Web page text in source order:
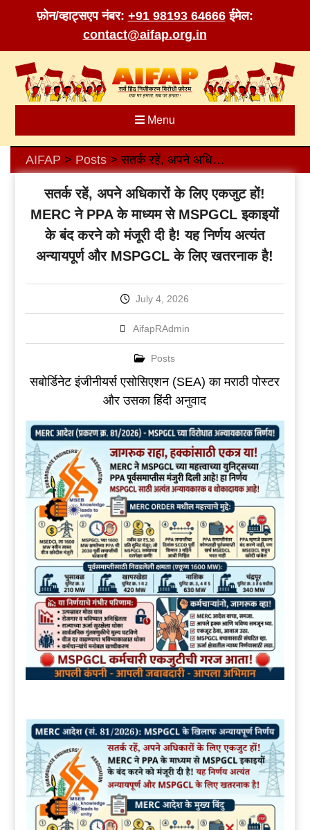
फ़ोन/व्हाट्सएप नंबर: +91 98193 64666 ईमेल:
contact@aifap.org.in
content
Menu
AIFAP > Posts> सतर्क रहें, अपने अधिकारों के लिए एकजुट हों! MERC ने PPA के माध्यम से MSPGCL इकाइयों के बंद करने को मंजूरी दी है! यह निर्णय अत्यंत अन्यायपूर्ण और MSPGCL के लिए खतरनाक है!
सतर्क रहें, अपने अधिकारों के लिए एकजुट हों!
MERC ने PPA के माध्यम से MSPGCL इकाइयों
के बंद करने को मंजूरी दी है! यह निर्णय अत्यंत
अन्यायपूर्ण और MSPGCL के लिए खतरनाक है!
July 4, 2026
AifapRAdmin
Posts
सबोर्डिनेट इंजीनीयर्स एसोसिएशन (SEA) का मराठी पोस्टर
और उसका हिंदी अनुवाद